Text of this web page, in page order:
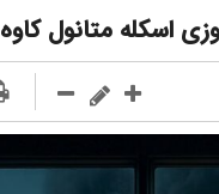
اسكله متانول كاوه